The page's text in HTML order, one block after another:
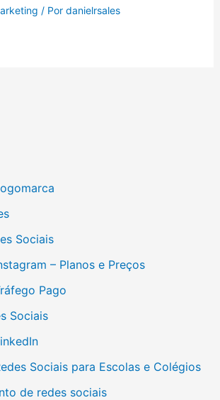
/ Pordanielrsales
Sociais
– Planos e Preços
Pago
Sociais
Sociais para Escolas e Colégios
de redes sociais